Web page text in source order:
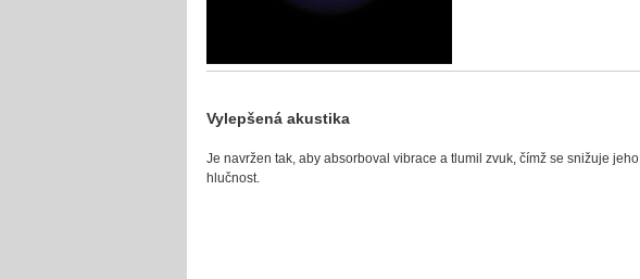
Vylepšená akustika
Je navržen tak, aby absorboval vibrace a tlumil zvuk, čímž se snižuje jeho
hlučnost.